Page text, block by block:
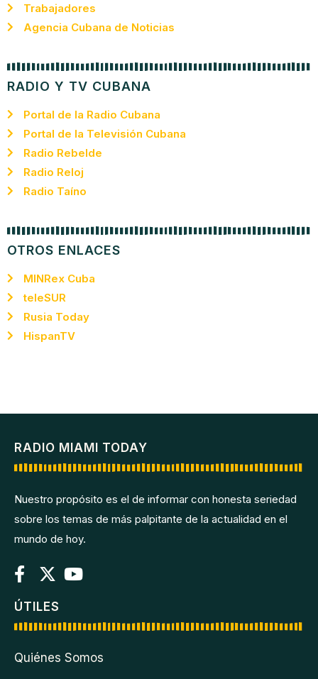
Trabajadores
Agencia Cubana de Noticias
RADIO Y TV CUBANA
Portal de la Radio Cubana
Portal de la Televisión Cubana
Radio Rebelde
Radio Reloj
Radio Taíno
OTROS ENLACES
MINRex Cuba
teleSUR
Rusia Today
HispanTV
RADIO MIAMI TODAY
Nuestro propósito es el de informar con honesta seriedad
sobre los temas de más palpitante de la actualidad en el
mundo de hoy.
ÚTILES
Quiénes Somos